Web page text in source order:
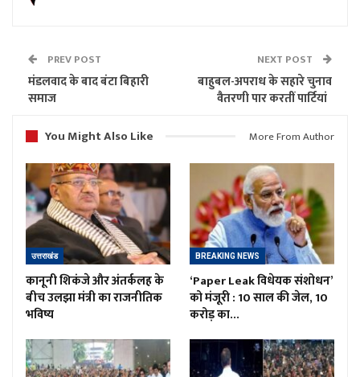
PREV POST
मंडलवाद के बाद बंटा बिहारी
समाज
NEXT POST
बाहुबल-अपराध के सहारे चुनाव
वैतरणी पार करतीं पार्टियां
You Might Also Like
More From Author
उत्तराखंड
कानूनी शिकंजे और अंतर्कलह के
बीच उलझा मंत्री का राजनीतिक
भविष्य
BREAKING NEWS
‘Paper Leak विधेयक संशोधन’
को मंजूरी : 10 साल की जेल, 10
करोड़ का…